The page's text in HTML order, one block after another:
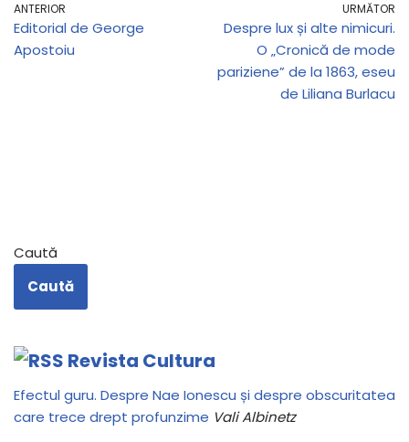
ANTERIOR
Editorial de George
Apostoiu
URMĂTOR
Despre lux și alte nimicuri.
O „Cronică de mode
pariziene” de la 1863, eseu
de Liliana Burlacu
Caută
Caută
Revista Cultura
Efectul guru. Despre Nae Ionescu și despre obscuritatea
care trece drept profunzime Vali Albinetz